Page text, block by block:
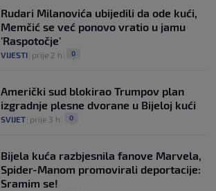
Rudari Milanovića ubijedili da ode kući,
Memčić se već ponovo vratio u jamu
'Raspotočje'
VIJESTI prije 2 h 0
Američki sud blokirao Trumpov plan
izgradnje plesne dvorane u Bijeloj kući
SVIJET prije 3 h 0
Bijela kuća razbjesnila fanove Marvela,
Spider-Manom promovirali deportacije:
Sramim se!